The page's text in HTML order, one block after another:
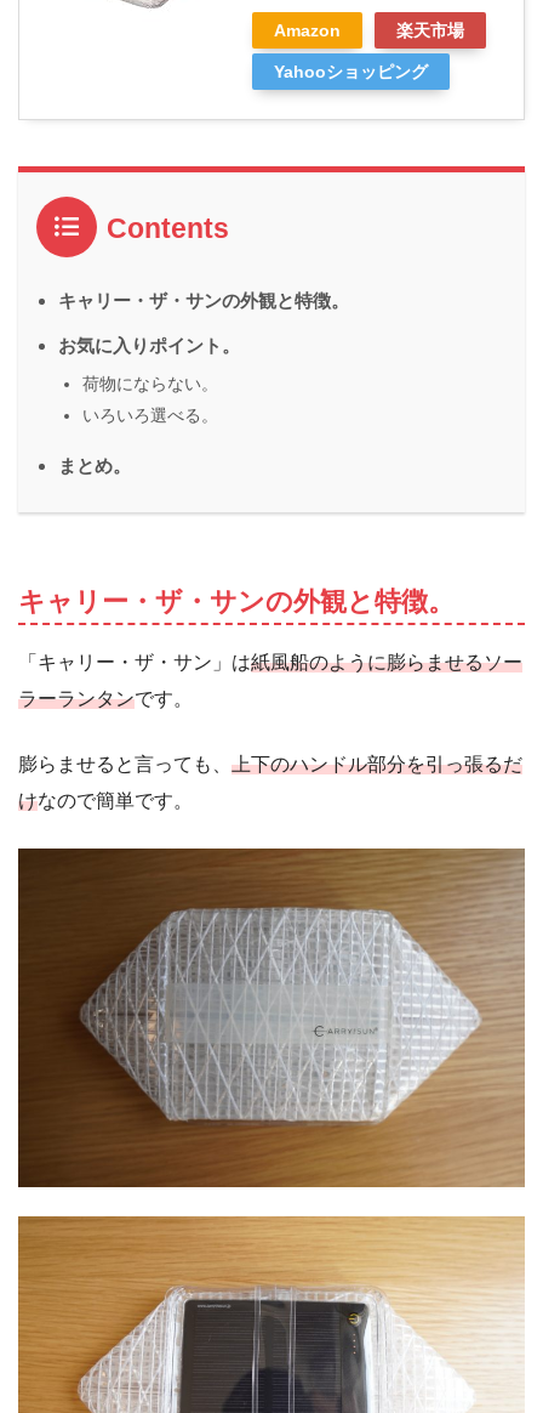
Amazon 楽天市場
Yahooショッピング
Contents
キャリー・ザ・サンの外観と特徴。
お気に入りポイント。
荷物にならない。
いろいろ選べる。
まとめ。
キャリー・ザ・サンの外観と特徴。
「キャリー・ザ・サン」は紙風船のように膨らませるソー
ラーランタンです。
膨らませると言っても、 上下のハンドル部分を引っ張るだ
けなので簡単です。